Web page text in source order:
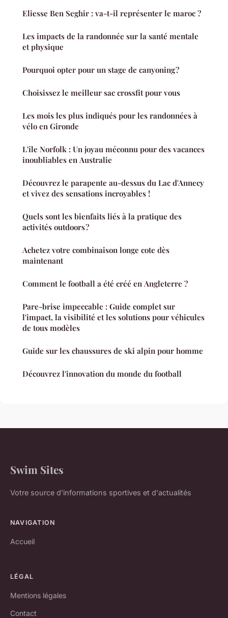
Eliesse Ben Seghir : va-t-il représenter le maroc ?
Les impacts de la randonnée sur la santé mentale
et physique
Pourquoi opter pour un stage de canyoning ?
Choisissez le meilleur sac crossfit pour vous
Les mois les plus indiqués pour les randonnées à
vélo en Gironde
L'île Norfolk : Un joyau méconnu pour des vacances
inoubliables en Australie
Découvrez le parapente au-dessus du Lac d'Annecy
et vivez des sensations incroyables !
Quels sont les bienfaits liés à la pratique des
activités outdoors ?
Achetez votre combinaison longe cote dès
maintenant
Comment le football a été créé en Angleterre ?
Pare-brise impeccable : Guide complet sur
l'impact, la visibilité et les solutions pour véhicules
de tous modèles
Guide sur les chaussures de ski alpin pour homme
Découvrez l'innovation du monde du football
Swim Sites
Votre source d'informations sportives et d'actualités
NAVIGATION
Accueil
LÉGAL
Mentions légales
Contact